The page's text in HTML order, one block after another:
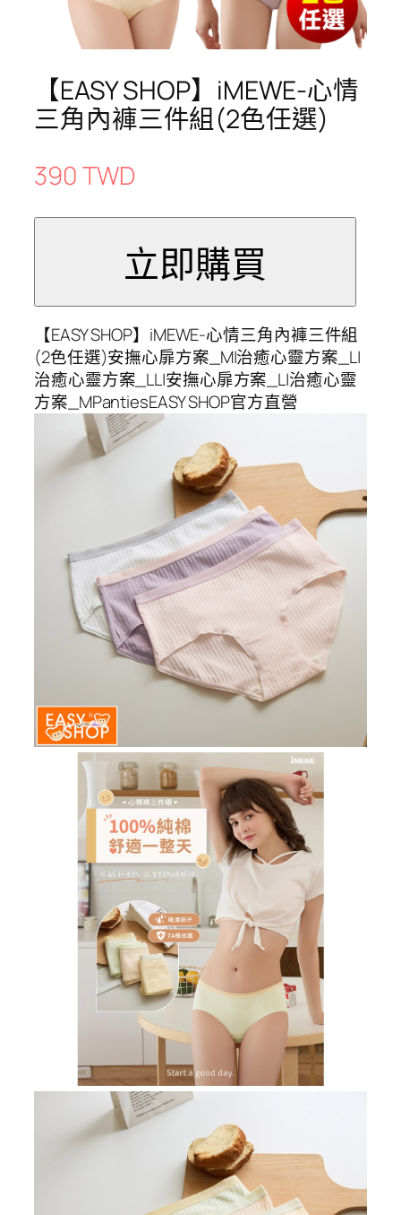
【EASY SHOP】iMEWE-心情
三角內褲三件組(2色任選)
390 TWD
【EASY SHOP】iMEWE-心情三角內褲三件組
(2色任選)安撫心扉方案_M|治癒心靈方案_L|
治癒心靈方案_LL|安撫心扉方案_L|治癒心靈
方案_MPantiesEASY SHOP官方直營